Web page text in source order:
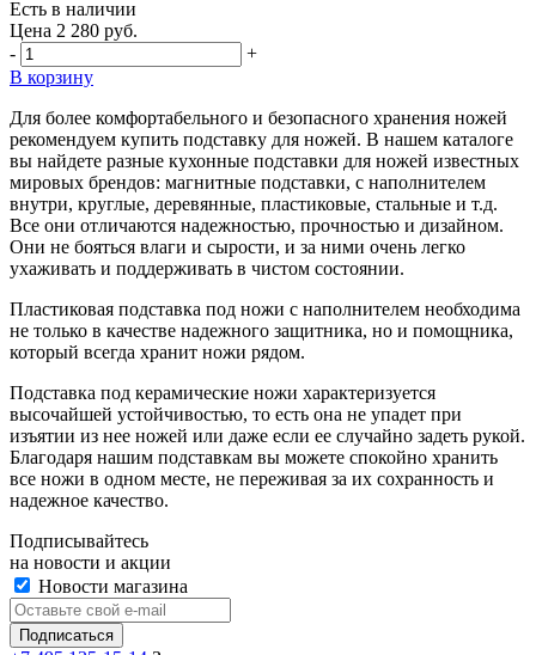
Есть в наличии
Цена 2 280 руб.
-
+
В корзину
Для более комфортабельного и безопасного хранения ножей
рекомендуем купить подставку для ножей. В нашем каталоге
вы найдете разные кухонные подставки для ножей известных
мировых брендов: магнитные подставки, с наполнителем
внутри, круглые, деревянные, пластиковые, стальные и т.д.
Все они отличаются надежностью, прочностью и дизайном.
Они не бояться влаги и сырости, и за ними очень легко
ухаживать и поддерживать в чистом состоянии.
Пластиковая подставка под ножи с наполнителем необходима
не только в качестве надежного защитника, но и помощника,
который всегда хранит ножи рядом.
Подставка под керамические ножи характеризуется
высочайшей устойчивостью, то есть она не упадет при
изъятии из нее ножей или даже если ее случайно задеть рукой.
Благодаря нашим подставкам вы можете спокойно хранить
все ножи в одном месте, не переживая за их сохранность и
надежное качество.
Подписывайтесь
на новости и акции
Новости магазина